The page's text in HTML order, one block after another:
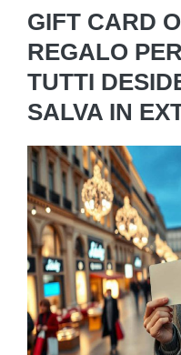
GIFT CARD
REGALO
TUTTI
SALVA IN